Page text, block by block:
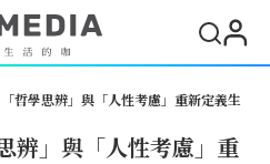
哲學思辨」與「人性考慮」重新定義生
辨」與「人性考慮」重